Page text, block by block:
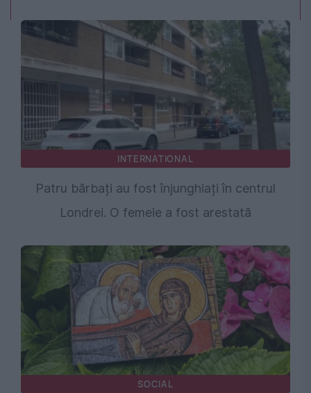
INTERNATIONAL
Patru bărbați au fost înjunghiați în centrul
Londrei. O femeie a fost arestată
SOCIAL